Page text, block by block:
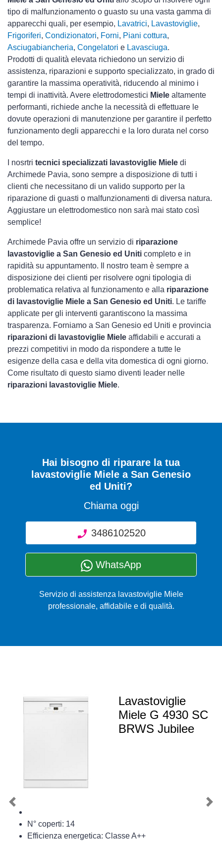
tipo di malfunzionamento o guasto su una vasta gamma di
apparecchi quali, per esempio, Lavatrici, Lavastoviglie,
Frigoriferi, Condizionatori, Forni, Piani cottura,
Asciugabiancheria, Congelatori e Lavasciuga.
Prodotti di qualità elevata richiedono un servizio di
assistenza, riparazioni e supporto specializzato, in grado di
garantire la massima operatività, riducendo al minimo i
tempi di inattività. Avere elettrodomestici Miele altamente
performanti, richiede anche la necessità di effettuare le
dovute operazioni di manutenzione per garantire il perfetto
funzionamento degli apparecchi e la loro durata nel corso
del tempo.
I nosrtri tecnici specializzati lavastoviglie Miele di
Archimede Pavia, sono sempre a disposizione di tutti i
clienti che necessitano di un valido supporto per la
riparazione di guasti o malfunzionamenti di diversa natura.
Aggiustare un elettrodomestico non sarà mai stato così
semplice!
Archimede Pavia offre un servizio di riparazione
lavastoviglie a San Genesio ed Uniti completo e in
rapidità su appuntamento. Il nostro team è sempre a
disposizione dei clienti per risolvere ogni tipologia di
problematica relativa al funzionamento e alla riparazione
di lavastoviglie Miele a San Genesio ed Uniti. Le tariffe
applicate per gli interventi garantiscono la massima
trasparenza. Forniamo a San Genesio ed Uniti e provincia
riparazioni di lavastoviglie Miele affidabili e accurati a
prezzi competitivi in modo da rispondere a tutte le
esigenze della casa e della vita domestica di ogni giorno.
Come risultato di questo siamo diventi leader nelle
riparazioni lavastoviglie Miele.
Hai bisogno di riparare la tua
lavastoviglie Miele a San Genesio
ed Uniti?
Chiama oggi
3486102520
WhatsApp
Servizio di assistenza lavastoviglie Miele
professionale, affidabile e di qualità.
Lavastoviglie
Miele G 4930 SC
BRWS Jubilee
N° coperti: 14
Efficienza energetica: Classe A++
Previous